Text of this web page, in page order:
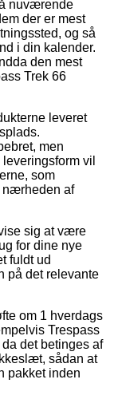
nuværende
der er mest
og så
i din kalender.
den mest
Trek 66
leveret
men
vil
som
nærheden af
sig at være
for dine nye
fuldt ud
på det relevante
om 1 hverdags
Trespass
det betinges af
sådan at
pakket inden